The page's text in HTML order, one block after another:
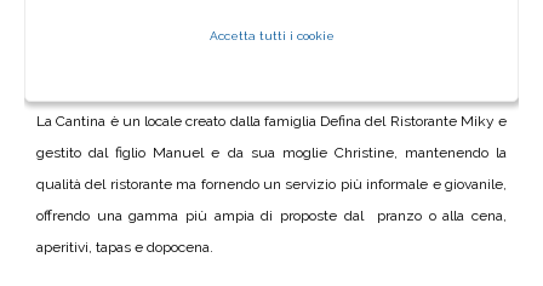
PICCOLO RISTORANTE CON VISTA DI
La Cantina è un locale creato dalla famiglia Defina del Ristorante Miky e
gestito dal figlio Manuel e da sua moglie Christine, mantenendo la
qualità del ristorante ma fornendo un servizio più informale e giovanile,
offrendo una gamma più ampia di proposte dal pranzo o alla cena,
aperitivi, tapas e dopocena.
Accetta tutti i cookie